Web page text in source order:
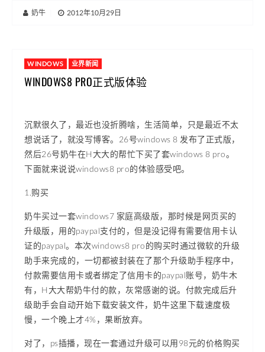
奶牛 2012年10月29日
WINDOWS 业界新闻
WINDOWS8 PRO正式版体验
沉默很久了，最近也没折腾啥，生活简单，只是最近不太
想说话了，就没写博客。26号windows 8 发布了正式版，
然后26号奶牛在H大大的帮忙下买了套windows 8 pro。
下面就来说说windows8 pro的体验感受吧。
1.购买
奶牛买过一套windows7 家庭高级版，那时候是网页买的
升级版，用的paypal支付的，但是没记得有需要信用卡认
证的paypal。本次windows8 pro的购买时通过微软的升级
助手来完成的，一切都被封装在了那个升级助手程序中，
付款需要信用卡或者绑定了信用卡的paypal账号，奶牛木
有，H大大帮奶牛付的款，灰常感谢的说。付款完成后升
级助手会自动开始下载安装文件，奶牛这里下载速度极
慢，一个晚上才4%，果断放弃。
对了，ps插播，现在一套通过升级可以用98元的价格购买